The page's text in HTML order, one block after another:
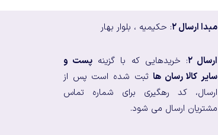
مبدا ارسال ۲ : حکیمیه ، بلوار بهار
ارسال ۲ : خریدهایی که با گزینه پست و
سایر کالا رسان هاثبت شده است پس از
ارسال، کد رهگیری برای شماره تماس
مشتریان ارسال می شود.